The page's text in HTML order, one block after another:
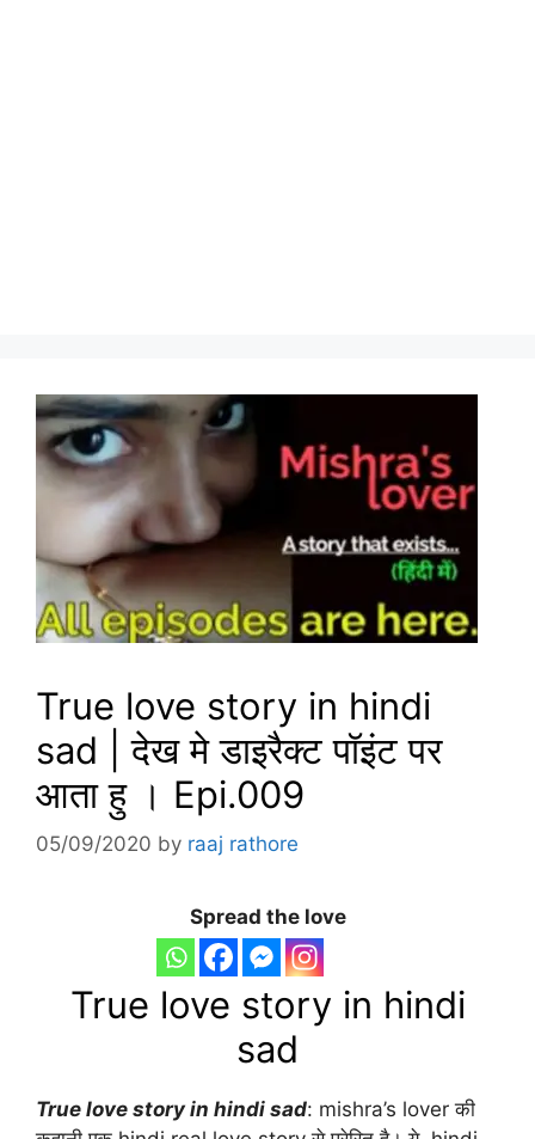
True love story in hindi
sad | देख मे डाइरैक्ट पॉइंट पर
आता हु । Epi.009
05/09/2020 by raaj rathore
Spread the love
True love story in hindi
sad
True love story in hindi sad: mishra’s lover की